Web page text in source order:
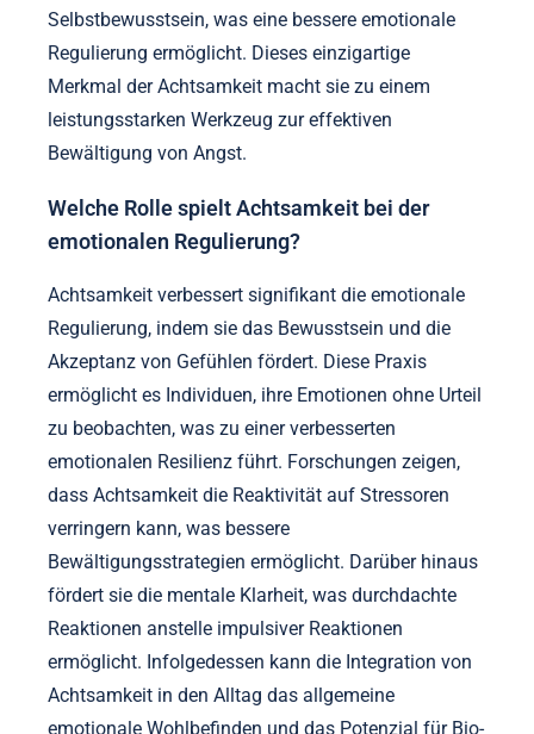
Selbstbewusstsein, was eine bessere emotionale
Regulierung ermöglicht. Dieses einzigartige
Merkmal der Achtsamkeit macht sie zu einem
leistungsstarken Werkzeug zur effektiven
Bewältigung von Angst.
Welche Rolle spielt Achtsamkeit bei der
emotionalen Regulierung?
Achtsamkeit verbessert signifikant die emotionale
Regulierung, indem sie das Bewusstsein und die
Akzeptanz von Gefühlen fördert. Diese Praxis
ermöglicht es Individuen, ihre Emotionen ohne Urteil
zu beobachten, was zu einer verbesserten
emotionalen Resilienz führt. Forschungen zeigen,
dass Achtsamkeit die Reaktivität auf Stressoren
verringern kann, was bessere
Bewältigungsstrategien ermöglicht. Darüber hinaus
fördert sie die mentale Klarheit, was durchdachte
Reaktionen anstelle impulsiver Reaktionen
ermöglicht. Infolgedessen kann die Integration von
Achtsamkeit in den Alltag das allgemeine
emotionale Wohlbefinden und das Potenzial für Bio-